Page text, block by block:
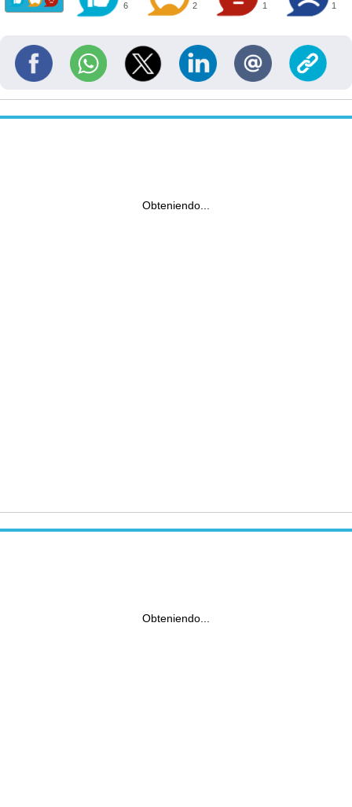
6 2 1 1
Obteniendo...
Obteniendo...